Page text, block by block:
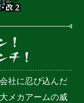
改2
！
チ！
社に忍び込んだ
メカアームの威